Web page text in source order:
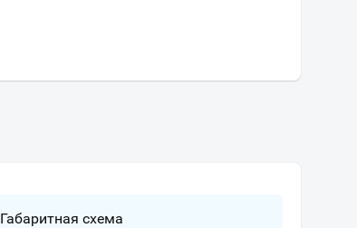
Габаритная схема